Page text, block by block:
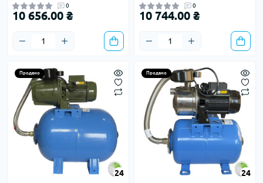
0
10 656.00 ₴
0
10 744.00 ₴
Продано
24
Продано
24